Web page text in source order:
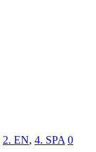
2. EN, 4. SPA 0